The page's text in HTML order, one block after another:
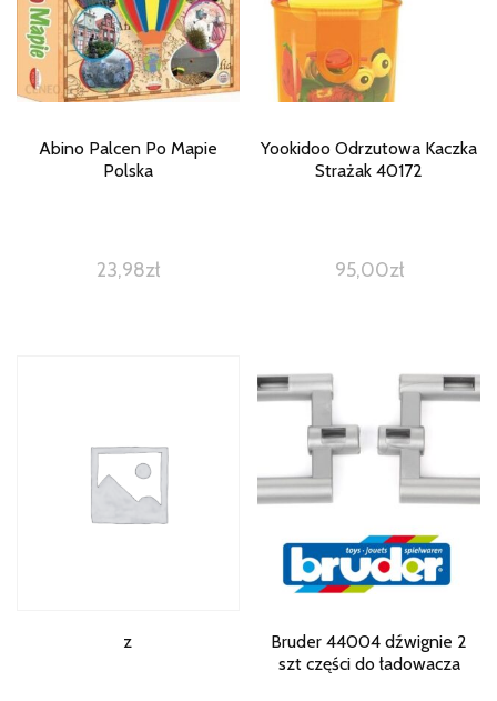
Abino Palcen Po Mapie
Polska
23,98zł
Yookidoo Odrzutowa Kaczka
Strażak 40172
95,00zł
z
Bruder 44004 dźwignie 2
szt części do ładowacza